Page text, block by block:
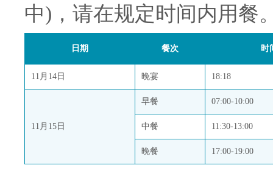
中)，请在规定时间内用餐
日期 餐次 时
11月14日 晚宴 18:18
11月15日
早餐 07:00-10:00
中餐 11:30-13:00
晚餐 17:00-19:00